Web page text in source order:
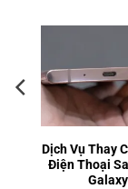
Dịch Vụ Thay
Điện Thoại
Galaxy